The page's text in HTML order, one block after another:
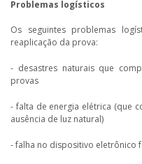
Problemas logísticos
Os seguintes problemas
reaplicação da prova:
- desastres naturais que
provas
- falta de energia elétrica (que
ausência de luz natural)
- falha no dispositivo eletrônico